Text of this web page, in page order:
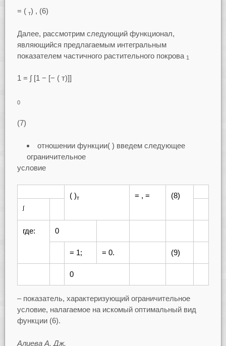
= ( т) , (6)
Далее, рассмотрим следующий функционал,
являющийся предлагаемым интегральным
показателем частичного растительного покрова 1
1 = ∫ [1 − [− ( т)]]
0
(7)
отношении функции( ) введем следующее
ограничительное
условие
( )т = , = (8)
∫
где: 0
= 1; = 0. (9)
0
–показатель, характеризующий ограничительное
условие, налагаемое на искомый оптимальный вид
функции (6).
Алиева А. Дж.